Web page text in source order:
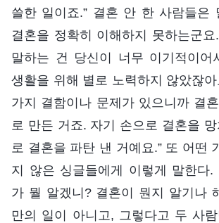
쓸한 일이죠.” 결혼 안 한 사람들은
결혼을 정확히 이해하지 못하는군
말하는 건 당신이 너무 이기적이어
생활을 위해 별로 노력하지 않았잖
가지 결함이나 문제가 있으니까 결
로 만든 거죠. 자기 손으로 결혼을
로 결혼을 파탄 낸 거예요.” 또 어떤
지 않은 싱글들에게 이렇게 말한다.
가 뭘 알겠니? 결혼이 뭔지 알기나
만의 일이 아니고, 그렇다고 두 사